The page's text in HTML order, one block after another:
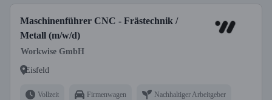
Maschinenführer CNC - Frästechnik /
Metall (m/w/d)
Workwise GmbH
Eisfeld
Vollzeit Firmenwagen Nachhaltiger Arbeitgeber